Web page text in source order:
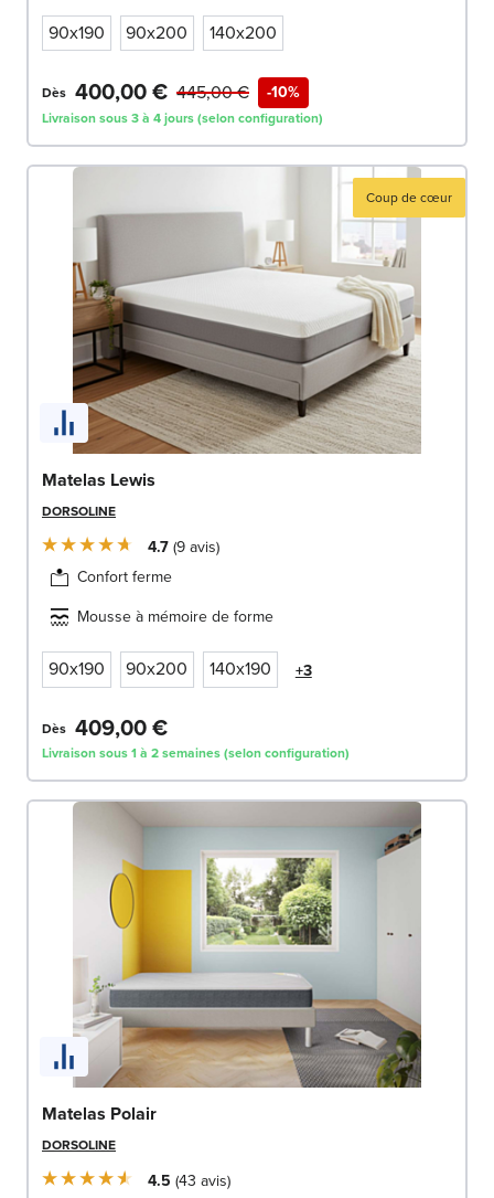
90x190 90x200 140x200
Dès 400,00 € -10%
445,00 €
Livraison sous 3 à 4 jours (selon configuration)
Coup de cœur
Matelas Lewis
DORSOLINE
4.7 9avis
Confort ferme
Mousse à mémoire de forme
90x190 90x200 140x190 +3
Dès 409,00 €
Livraison sous 1 à 2 semaines (selon configuration)
Matelas Polair
DORSOLINE
4.5 43 avis